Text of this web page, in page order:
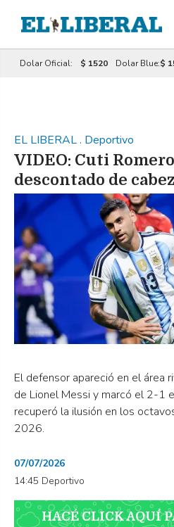
Dolar Oficial: $ 1520 Dolar Blue:$
EL LIBERAL. Deportivo
VIDEO: Cuti
descontado de
El defensor apareció en el área
de Lionel Messi y marcó el 2-1
recuperó la ilusión en los
2026.
07/07/2026
14:45 Deportivo
HACÉ CLICK AQUÍ